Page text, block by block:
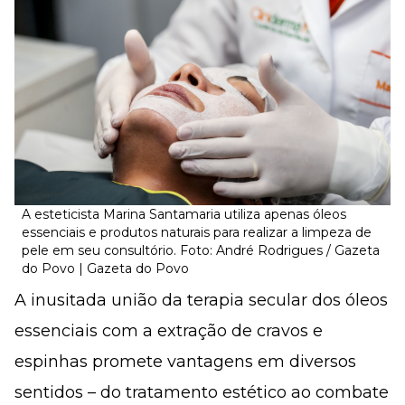
A esteticista Marina Santamaria utiliza apenas óleos
essenciais e produtos naturais para realizar a limpeza de
pele em seu consultório. Foto: André Rodrigues / Gazeta
do Povo | Gazeta do Povo
A inusitada união da terapia secular dos óleos
essenciais com a extração de cravos e
espinhas promete vantagens em diversos
sentidos – do tratamento estético ao combate